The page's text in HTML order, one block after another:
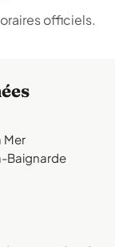
officiels.
Mer
Baignarde